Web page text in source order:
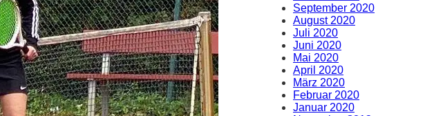
September 2020
August 2020
Juli 2020
Juni 2020
Mai 2020
April 2020
März 2020
Februar 2020
Januar 2020